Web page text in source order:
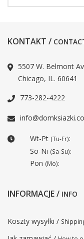
KONTAKT /
5507 W. Belmont
Chicago, IL. 60641
773-282-4222
Wt-Pt (Tu-Fr):
So-Ni (Sa-Su):
Pon (Mo):
INFORMACJE / INFO
Koszty wysyłki /